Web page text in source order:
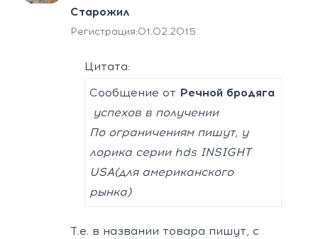
Старожил
Регистрация:01.02.2015
Цитата:
Сообщение от Речной бродяга
успехов в получении
По ограничениям пишут, у
лорика серии hds INSIGHT
USA(для американского
рынка)
Т.е. в названии товара пишут, с